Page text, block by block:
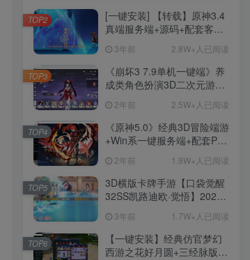
[一键安装] 【转载】原神3.4
真端服务端+源码+配套客户
说明文件
3年前 2.8W+人已阅读
TOP2
《崩坏3 7.9单机一键端》养
成类角色扮演3D二次元游
用、无限资源、附带保姆级
安装教程
2年前 2.5W+人已阅读
TOP3
《原神5.0》经典3D冒险端游
+Win系一键服务端+配套PC
池文件
2年前 1.9W+人已阅读
TOP4
3D横版卡牌手游【口袋觉醒
32SS凯路迪欧·觉悟】2023
+支付对接+安卓苹果双端+运
营后台+GM授权后台+代理
后台
3年前 1.7W+人已阅读
TOP5
【一键安装】经典仿官梦幻
西游之花好月圆+三经脉版本
TOP6